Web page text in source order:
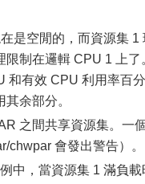
是空閒的，而資源集
限制在邏輯 CPU 1 上了
和有效 CPU 利用率百
余部分。
之間共享資源集。一
chwpar 會發出警告）。
中，當資源集 1 滿負